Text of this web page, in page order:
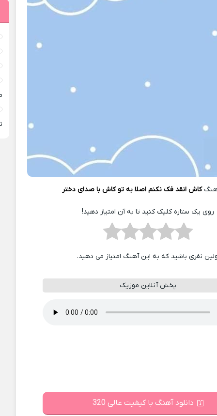
کاش انقد فک نکنم اصلا به تو کاش با صدای دختر
روی یک ستاره کلیک کنید تا به آن امتیاز دهید!
نفری باشید که به این آهنگ امتیاز می دهید.
پخش آنلاین موزیک
دانلود آهنگ با کیفیت عالی 320